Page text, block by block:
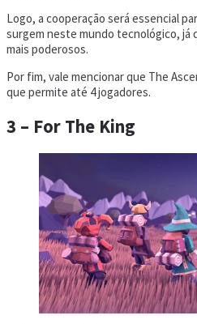
Logo, a cooperação será essencial
surgem neste mundo tecnológico, já
mais poderosos.
Por fim, vale mencionar que The
que permite até 4 jogadores.
3 – For The King